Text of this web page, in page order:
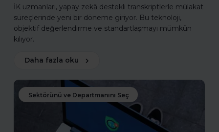
İK uzmanları, yapay zekâ destekli transkriptlerle mülakat
süreçlerinde yeni bir döneme giriyor. Bu teknoloji,
objektif değerlendirme ve standartlaşmayı mümkün
kılıyor.
Daha fazla oku
Sektörünü ve Departmanını Seç